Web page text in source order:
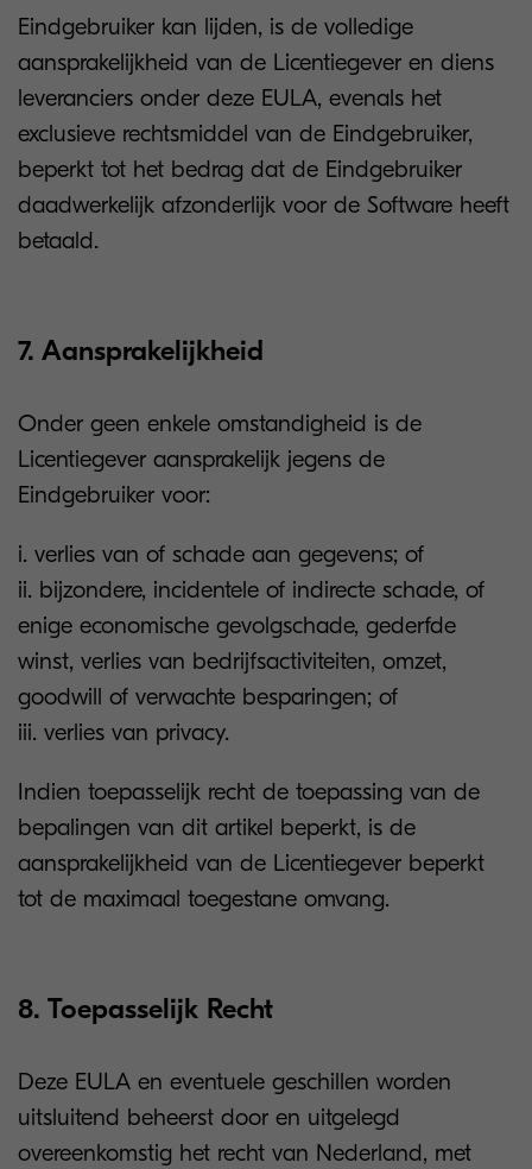
Eindgebruiker kan lijden, is de volledige
aansprakelijkheid van de Licentiegever en diens
leveranciers onder deze EULA, evenals het
exclusieve rechtsmiddel van de Eindgebruiker,
beperkt tot het bedrag dat de Eindgebruiker
daadwerkelijk afzonderlijk voor de Software heeft
betaald.
7. Aansprakelijkheid
Onder geen enkele omstandigheid is de
Licentiegever aansprakelijk jegens de
Eindgebruiker voor:
i. verlies van of schade aan gegevens; of
ii. bijzondere, incidentele of indirecte schade, of
enige economische gevolgschade, gederfde
winst, verlies van bedrijfsactiviteiten, omzet,
goodwill of verwachte besparingen; of
iii. verlies van privacy.
Indien toepasselijk recht de toepassing van de
bepalingen van dit artikel beperkt, is de
aansprakelijkheid van de Licentiegever beperkt
tot de maximaal toegestane omvang.
8. Toepasselijk Recht
Deze EULA en eventuele geschillen worden
uitsluitend beheerst door en uitgelegd
overeenkomstig het recht van Nederland, met